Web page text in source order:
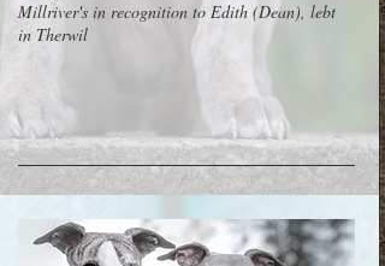
Millriver's in recognition to Edith (Dean), lebt
in Therwil